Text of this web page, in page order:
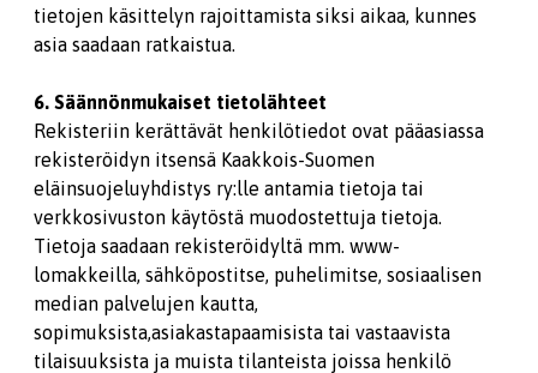
tietojen käsittelyn rajoittamista siksi aikaa, kunnes
asia saadaan ratkaistua.
6. Säännönmukaiset tietolähteet
Rekisteriin kerättävät henkilötiedot ovat pääasiassa
rekisteröidyn itsensä Kaakkois-Suomen
eläinsuojeluyhdistys ry:lle antamia tietoja tai
verkkosivuston käytöstä muodostettuja tietoja.
Tietoja saadaan rekisteröidyltä mm. www-
lomakkeilla, sähköpostitse, puhelimitse, sosiaalisen
median palvelujen kautta,
sopimuksista,asiakastapaamisista tai vastaavista
tilaisuuksista ja muista tilanteista joissa henkilö